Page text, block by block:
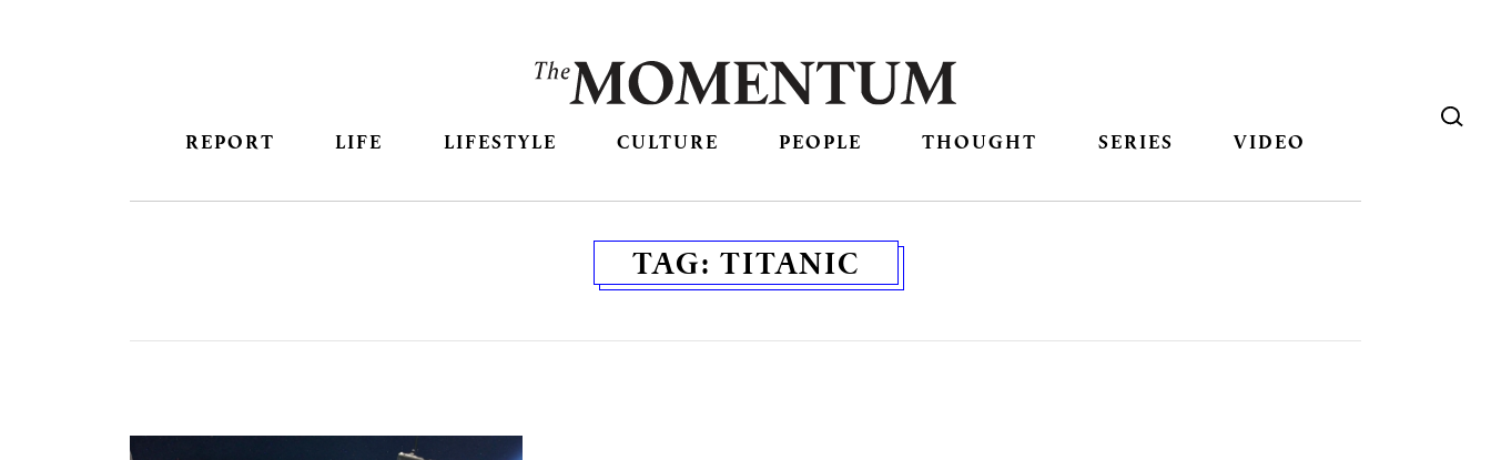
REPORT LIFE LIFESTYLE CULTURE PEOPLE THOUGHT SERIES VIDEO
TAG: TITANIC